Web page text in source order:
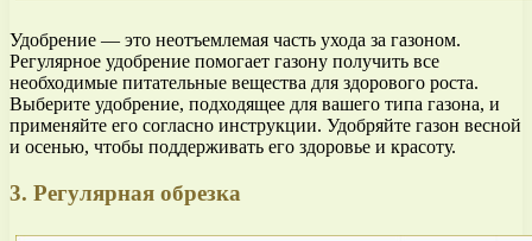
Удобрение — это неотъемлемая часть ухода за газоном.
Регулярное удобрение помогает газону получить все
необходимые питательные вещества для здорового роста.
Выберите удобрение, подходящее для вашего типа газона, и
применяйте его согласно инструкции. Удобряйте газон весной
и осенью, чтобы поддерживать его здоровье и красоту.
3. Регулярная обрезка